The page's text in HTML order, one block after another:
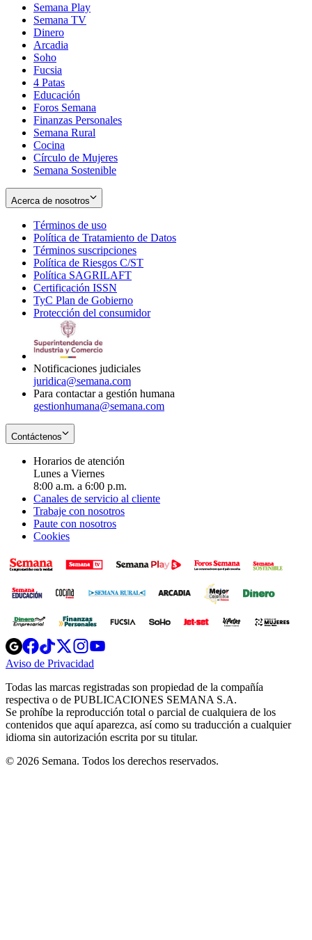
Semana Play
Semana TV
Dinero
Arcadia
Soho
in
new
window
Fucsia
in
new
window
4 Patas
Educación
Foros Semana
Finanzas Personales
Semana Rural
Cocina
Círculo de Mujeres
Semana Sostenible
Acerca de nosotros
Términos de uso
in
new
window
Política de Tratamiento de Datos
Términos suscripciones
in
Política de Riesgos C/ST
Política SAGRILAFT
new
window
Certificación ISSN
in
new
TyC Plan de Gobierno
in
Protección del consumidorOpens
Notificaciones judiciales
juridica@semana.com
Para contactar a gestión humana
gestionhumana@semana.com
Contáctenos
Horarios de atención
Lunes a Viernes
8:00 a.m. a 6:00 p.m.
Canales de servicio al cliente
Trabaje con nosotros
Paute con nosotros
Cookies
Opens
in
new
Opens
in
new
Opens
in
new
window
Opens
new
windowwindow
Aviso de Privacidad
new
window
Todas las marcas registradas son propiedad de la compañía
respectiva o de PUBLICACIONES SEMANA S.A.
Se prohíbe la reproducción total o parcial de cualquiera de los
contenidos que aquí aparezca, así como su traducción a cualquier
idioma sin autorización escrita por su titular.
© 2026 Semana. Todos los derechos reservados.